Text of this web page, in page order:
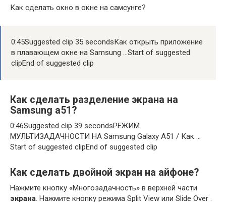
Как сделать окно в окне на самсунге?
0:45Suggested clip 35 secondsКак открыть приложение
в плавающем окне на Samsung …Start of suggested
clipEnd of suggested clip
Как сделать разделение экрана на
Samsung а51?
0:46Suggested clip 39 secondsРЕЖИМ
МУЛЬТИЗАДАЧНОСТИ НА Samsung Galaxy A51 / Как …
Start of suggested clipEnd of suggested clip
Как сделать двойной экран на айфоне?
Нажмите кнопку «Многозадачность» в верхней части
экрана. Нажмите кнопку режима Split View или Slide Over .